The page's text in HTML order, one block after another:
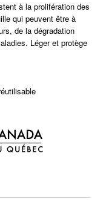
à la prolifération des
qui peuvent être à
de la dégradation
Léger et protège